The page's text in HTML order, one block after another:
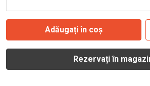
Adăugați în coș
Rezervați în